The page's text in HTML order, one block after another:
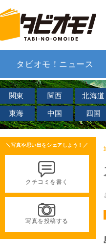
タビオモ！ニュース
関東 関西 北海道
東海 中国 四国
＼写真や思い出をシェアしよう！／
クチコミを書く
写真を投稿する